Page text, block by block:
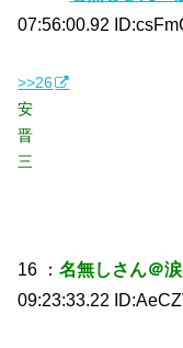
07:56:00.92
>>26
安
晋
三
16 ：名無しさん＠涙
09:23:33.22